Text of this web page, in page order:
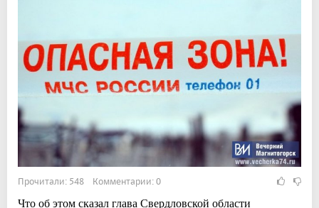
Прочитали: 548 Комментарии: 0
Что об этом сказал глава Свердловской области